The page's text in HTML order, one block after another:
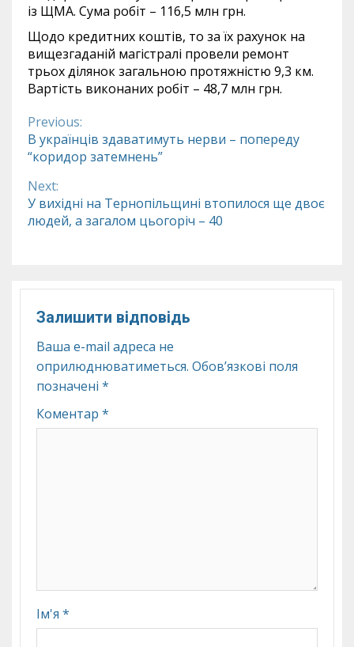
із ЩМА. Сума робіт – 116,5 млн грн.
Щодо кредитних коштів, то за їх рахунок на
вищезгаданій магістралі провели ремонт
трьох ділянок загальною протяжністю 9,3 км.
Вартість виконаних робіт – 48,7 млн грн.
Continue
Reading
Previous:
В українців здаватимуть нерви – попереду
“коридор затемнень”
Next:
У вихідні на Тернопільщині втопилося ще двоє
людей, а загалом цьогоріч – 40
Залишити відповідь
Ваша e-mail адреса не
оприлюднюватиметься. Обов’язкові поля
позначені *
Коментар *
Ім'я *